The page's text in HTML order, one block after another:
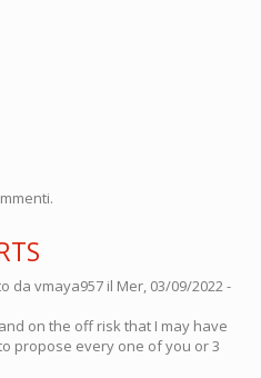
da vmaya957 il Mer, 03/09/2022 -
on the off risk that I may have
propose every one of you or 3